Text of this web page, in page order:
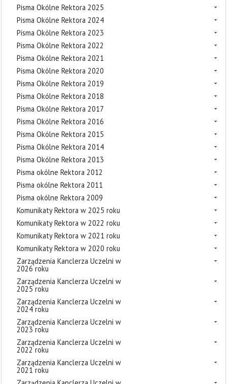
Pisma Okólne Rektora 2025
Pisma Okólne Rektora 2024
Pisma Okólne Rektora 2023
Pisma Okólne Rektora 2022
Pisma Okólne Rektora 2021
Pisma Okólne Rektora 2020
Pisma Okólne Rektora 2019
Pisma Okólne Rektora 2018
Pisma Okólne Rektora 2017
Pisma Okólne Rektora 2016
Pisma Okólne Rektora 2015
Pisma Okólne Rektora 2014
Pisma Okólne Rektora 2013
Pisma okólne Rektora 2012
Pisma okólne Rektora 2011
Pisma okólne Rektora 2009
Komunikaty Rektora w 2025 roku
Komunikaty Rektora w 2022 roku
Komunikaty Rektora w 2021 roku
Komunikaty Rektora w 2020 roku
Zarządzenia Kanclerza Uczelni w
2026 roku
Zarządzenia Kanclerza Uczelni w
2025 roku
Zarządzenia Kanclerza Uczelni w
2024 roku
Zarządzenia Kanclerza Uczelni w
2023 roku
Zarządzenia Kanclerza Uczelni w
2022 roku
Zarządzenia Kanclerza Uczelni w
2021 roku